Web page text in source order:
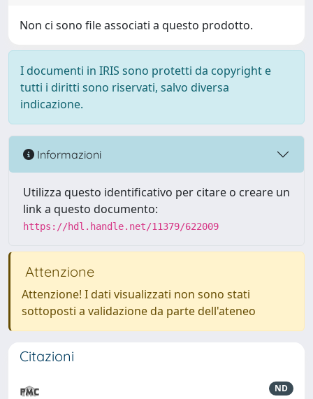
Non ci sono file associati a questo prodotto.
I documenti in IRIS sono protetti da copyright e
tutti i diritti sono riservati, salvo diversa
indicazione.
Informazioni
Utilizza questo identificativo per citare o creare un
link a questo documento:
https://hdl.handle.net/11379/622009
Attenzione
Attenzione! I dati visualizzati non sono stati
sottoposti a validazione da parte dell'ateneo
Citazioni
ND